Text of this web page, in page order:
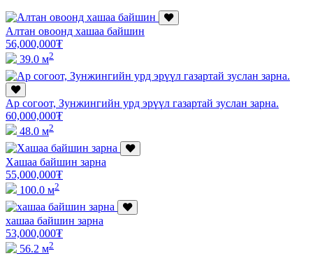
Алтан овоонд хашаа байшин
56,000,000₮
39.0 м2
Ар согоот, Зунжингийн урд эрүүл газартай зуслан зарна.
60,000,000₮
48.0 м2
Хашаа байшин зарна
55,000,000₮
100.0 м2
хашаа байшин зарна
53,000,000₮
56.2 м2